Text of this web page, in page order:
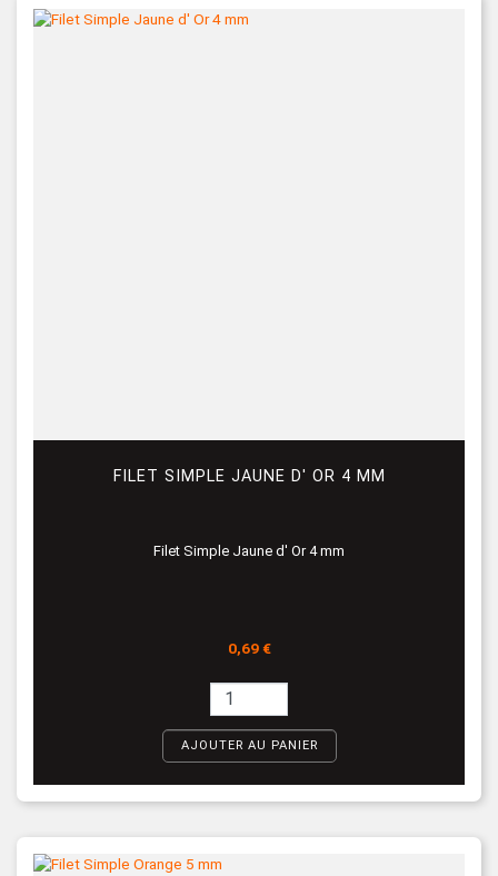
FILET SIMPLE JAUNE D' OR 4 MM
Filet Simple Jaune d' Or 4 mm
Prix
0,69 €
AJOUTER AU PANIER